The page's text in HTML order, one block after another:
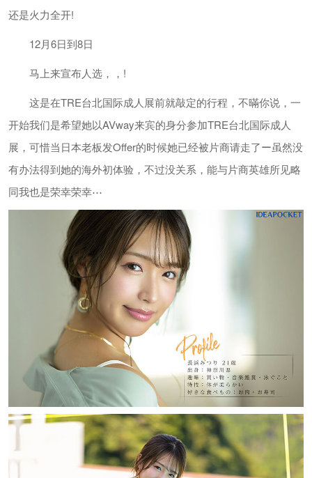
还是火力全开!
12月6日到8日
马上来宣布人选，，!
这是在TRE台北国际成人展前就敲定的行程，不暪你说，一
开始我们是希望她以AVway来宾的身分参加TRE台北国际成人
展，可惜当日本老板发Offer的时候她已经被片商请走了ー虽然没
有办法得到她的海外初体验，不过没关系，能与片商英雄所见略
同我也是荣幸荣幸⋯